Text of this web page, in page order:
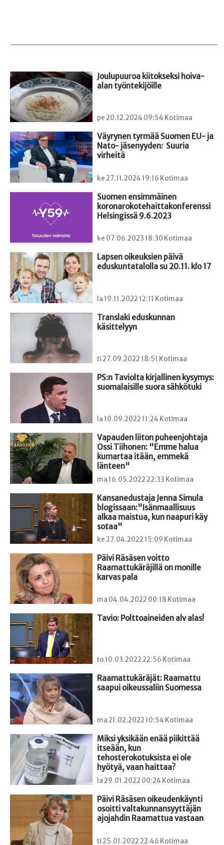
Joulupuuroa kiitokseksi hoiva-
alan työntekijöille
pe 20.12.2024 09:54 Kotimaa
Väyrynen tyrmää Suomen EU- ja
Nato- jäsenyyden:  Suuria
virheitä
ke 27.11.2024 19:16 Kotimaa
Suomen ensimmäinen
koronarokotehaittakonferenssi
Helsingissä 9.6.2023
ke 07.06.2023 18:30 Kotimaa
Lapsen oikeuksien päivä
eduskuntatalolla su 20.11. klo 17
la 19.11.2022 12:11 Kotimaa
Translaki eduskunnan
käsittelyyn
ti 27.09.2022 18:51 Kotimaa
PS:n Taviolta kirjallinen kysymys:
suomalaisille suora sähkötuki
la 10.09.2022 11:24 Kotimaa
Vapauden liiton puheenjohtaja
Ossi Tiihonen: "Emme halua
kumartaa itään, emmekä
länteen"
ma 16.05.2022 22:33 Kotimaa
Kansanedustaja Jenna Simula
blogissaan:"Isänmaallisuus
alkaa maistua, kun naapuri käy
sotaa"
ke 27.04.2022 15:09 Kotimaa
Päivi Räsäsen voitto
Raamattukäräjillä on monille
karvas pala
ma 04.04.2022 00:18 Kotimaa
Tavio: Polttoaineiden alv alas!
to 10.03.2022 22:56 Kotimaa
Raamattukäräjät: Raamattu
saapui oikeussaliin Suomessa
ma 21.02.2022 10:54 Kotimaa
Miksi yksikään enää piikittää
itseään, kun
tehosterokotuksista ei ole
hyötyä, vaan haittaa?
la 29.01.2022 00:24 Kotimaa
Päivi Räsäsen oikeudenkäynti
osoitti valtakunnansyyttäjän
ajojahdin Raamattua vastaan
ti 25.01.2022 22:46 Kotimaa